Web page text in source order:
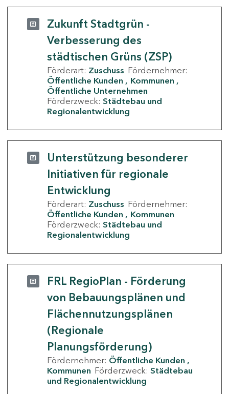
Zukunft Stadtgrün -
Verbesserung des
städtischen Grüns (ZSP)
Förderart: Zuschuss Fördernehmer:
Öffentliche Kunden
Kommunen
Öffentliche Unternehmen
Förderzweck: Städtebau und
Regionalentwicklung
Unterstützung besonderer
Initiativen für regionale
Entwicklung
Förderart: Zuschuss Fördernehmer:
Öffentliche Kunden
Kommunen
Förderzweck: Städtebau und
Regionalentwicklung
FRL RegioPlan - Förderung
von Bebauungsplänen und
Flächennutzungsplänen
(Regionale
Planungsförderung)
Fördernehmer: Öffentliche Kunden
Kommunen Förderzweck: Städtebau
und Regionalentwicklung